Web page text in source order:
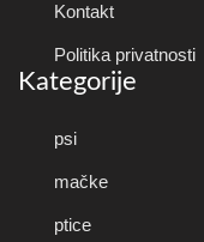
Kontakt
Politika privatnosti
Kategorije
psi
mačke
ptice